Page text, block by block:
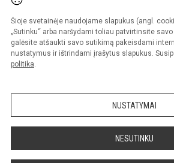
Šioje svetainėje naudojame slapukus (angl.
„Sutinku“ arba naršydami toliau patvirtinsite
galėsite atšaukti savo sutikimą pakeisdami
nustatymus ir ištrindami įrašytus slapukus.
politika.
NUSTATYMAI
NESUTINKU
Kopijuoti turinį be raštiško įstaigos administracijos
Prieinamumo paraiška
Sumanus būdas atnaujinti